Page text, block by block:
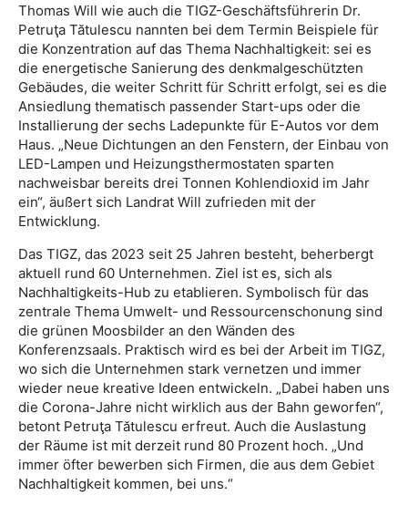
Thomas Will wie auch die TIGZ-Geschäftsführerin Dr.
Petruţa Tătulescu nannten bei dem Termin Beispiele für
die Konzentration auf das Thema Nachhaltigkeit: sei es
die energetische Sanierung des denkmalgeschützten
Gebäudes, die weiter Schritt für Schritt erfolgt, sei es die
Ansiedlung thematisch passender Start-ups oder die
Installierung der sechs Ladepunkte für E-Autos vor dem
Haus. „Neue Dichtungen an den Fenstern, der Einbau von
LED-Lampen und Heizungsthermostaten sparten
nachweisbar bereits drei Tonnen Kohlendioxid im Jahr
ein“, äußert sich Landrat Will zufrieden mit der
Entwicklung.
Das TIGZ, das 2023 seit 25 Jahren besteht, beherbergt
aktuell rund 60 Unternehmen. Ziel ist es, sich als
Nachhaltigkeits-Hub zu etablieren. Symbolisch für das
zentrale Thema Umwelt- und Ressourcenschonung sind
die grünen Moosbilder an den Wänden des
Konferenzsaals. Praktisch wird es bei der Arbeit im TIGZ,
wo sich die Unternehmen stark vernetzen und immer
wieder neue kreative Ideen entwickeln. „Dabei haben uns
die Corona-Jahre nicht wirklich aus der Bahn geworfen“,
betont Petruţa Tătulescu erfreut. Auch die Auslastung
der Räume ist mit derzeit rund 80 Prozent hoch. „Und
immer öfter bewerben sich Firmen, die aus dem Gebiet
Nachhaltigkeit kommen, bei uns.“